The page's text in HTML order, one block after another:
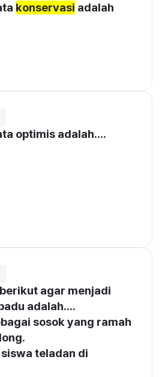
konservasi adalah
optimis adalah....
agar menjadi
adalah....
sosok yang ramah
teladan di